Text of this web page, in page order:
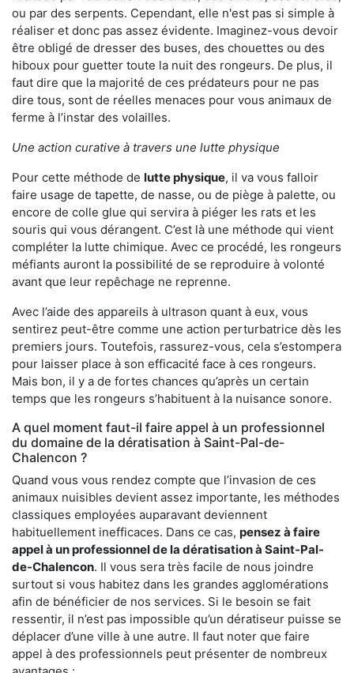
ou par des serpents. Cependant, elle n'est pas si simple à
réaliser et donc pas assez évidente. Imaginez-vous devoir
être obligé de dresser des buses, des chouettes ou des
hiboux pour guetter toute la nuit des rongeurs. De plus, il
faut dire que la majorité de ces prédateurs pour ne pas
dire tous, sont de réelles menaces pour vous animaux de
ferme à l’instar des volailles.
Une action curative à travers une lutte physique
Pour cette méthode de lutte physique, il va vous falloir
faire usage de tapette, de nasse, ou de piège à palette, ou
encore de colle glue qui servira à piéger les rats et les
souris qui vous dérangent. C’est là une méthode qui vient
compléter la lutte chimique. Avec ce procédé, les rongeurs
méfiants auront la possibilité de se reproduire à volonté
avant que leur repêchage ne reprenne.
Avec l’aide des appareils à ultrason quant à eux, vous
sentirez peut-être comme une action perturbatrice dès les
premiers jours. Toutefois, rassurez-vous, cela s’estompera
pour laisser place à son efficacité face à ces rongeurs.
Mais bon, il y a de fortes chances qu’après un certain
temps que les rongeurs s’habituent à la nuisance sonore.
A quel moment faut-il faire appel à un professionnel
du domaine de la dératisation à Saint-Pal-de-
Chalencon ?
Quand vous vous rendez compte que l’invasion de ces
animaux nuisibles devient assez importante, les méthodes
classiques employées auparavant deviennent
habituellement inefficaces. Dans ce cas, pensez à faire
appel à un professionnel de la dératisation à Saint-Pal-
de-Chalencon. Il vous sera très facile de nous joindre
surtout si vous habitez dans les grandes agglomérations
afin de bénéficier de nos services. Si le besoin se fait
ressentir, il n’est pas impossible qu’un dératiseur puisse se
déplacer d’une ville à une autre. Il faut noter que faire
appel à des professionnels peut présenter de nombreux